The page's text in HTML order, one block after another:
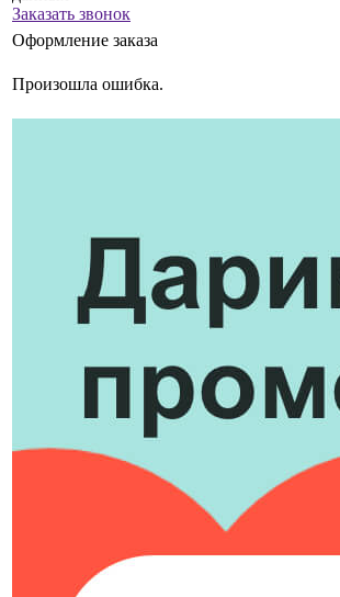
Заказать звонок
Оформление заказа
Произошла ошибка.